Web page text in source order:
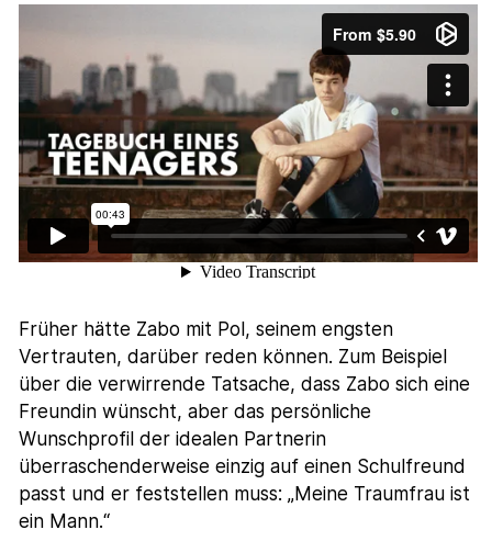
Früher hätte Zabo mit Pol, seinem engsten
Vertrauten, darüber reden können. Zum Beispiel
über die verwirrende Tatsache, dass Zabo sich eine
Freundin wünscht, aber das persönliche
Wunschprofil der idealen Partnerin
überraschenderweise einzig auf einen Schulfreund
passt und er feststellen muss: „Meine Traumfrau ist
ein Mann.“